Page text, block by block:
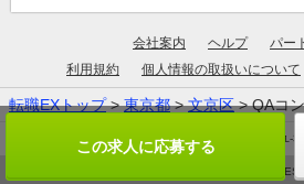
この求人に応募する
会社案内 ヘルプ
パー
利用規約
個人情報の取扱いについて
転職EXトップ>東京都>文京区> QAコ
厚生労働大臣許可：13-ユ-
© ZIGExN ALL RIGHTS